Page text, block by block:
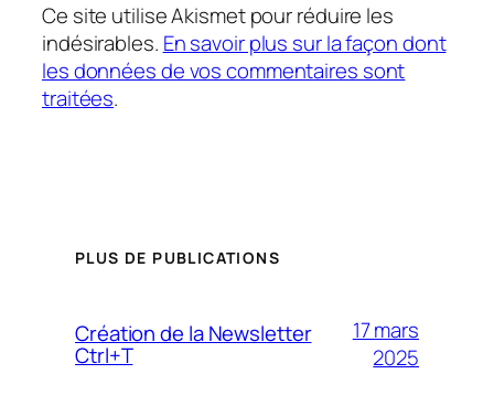
Ce site utilise Akismet pour réduire les
indésirables. En savoir plus sur la façon dont
les données de vos commentaires sont
traitées.
PLUS DE PUBLICATIONS
Création de la Newsletter
Ctrl+T
17 mars
2025